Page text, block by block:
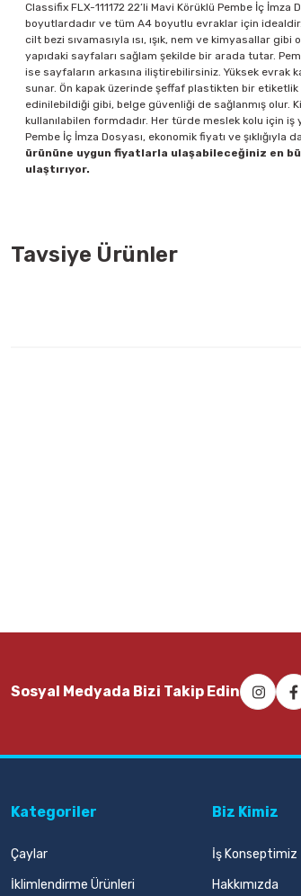
Classifix FLX-111172 22’li Mavi Körüklü Pembe İç
boyutlardadır ve tüm A4 boyutlu evraklar için
cilt bezi sıvamasıyla ısı, ışık, nem ve kimyasallar
yapıdaki sayfaları sağlam şekilde bir arada tutar.
ise sayfaların arkasına iliştirebilirsiniz. Yüksek evrak
sunar. Ön kapak üzerinde şeffaf plastikten bir etiketlik
edinilebildiği gibi, belge güvenliği de sağlanmış olur.
kullanılabilen formdadır. Her türde meslek kolu için
Pembe İç İmza Dosyası, ekonomik fiyatı ve şıklığıyla
ürününe uygun fiyatlarla ulaşabileceğiniz en
ulaştırıyor.
Tavsiye Ürünler
Sosyal Medyada Bizi Takip Edin
Kategoriler
Çaylar
İklimlendirme Ürünleri
Biz Kimiz
İş Konseptimiz
Hakkımızda